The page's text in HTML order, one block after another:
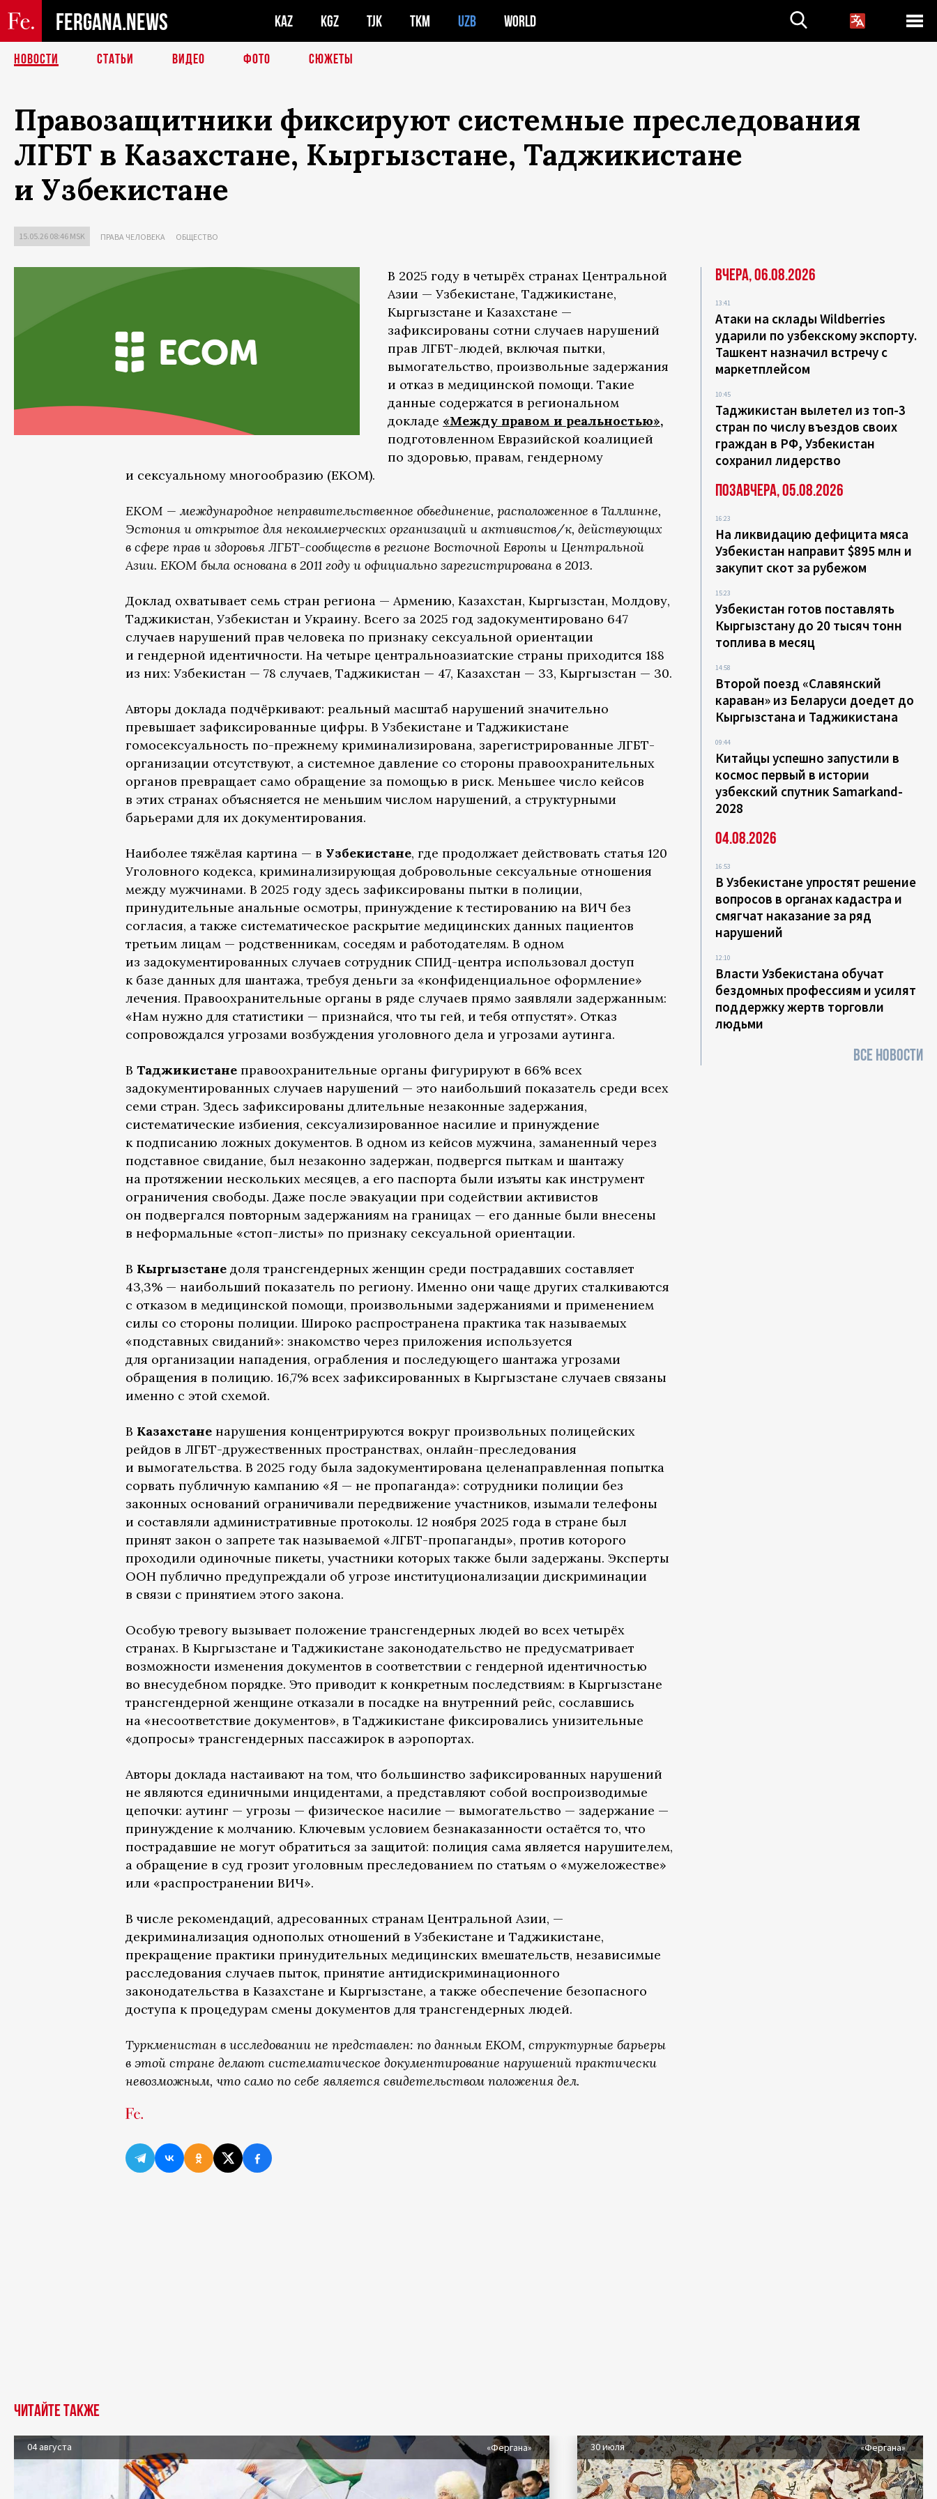
FERGANA.NEWS KAZ KGZ TJK TKM UZB WORLD
НОВОСТИ СТАТЬИ ВИДЕО ФОТО СЮЖЕТЫ
Правозащитники фиксируют системные преследования
ЛГБТ в Казахстане, Кыргызстане, Таджикистане
и Узбекистане
15.05.26 08:46 MSK ПРАВА ЧЕЛОВЕКА ОБЩЕСТВО
В 2025 году в четырёх странах Центральной
Азии — Узбекистане, Таджикистане,
Кыргызстане и Казахстане —
зафиксированы сотни случаев нарушений
прав ЛГБТ-людей, включая пытки,
вымогательство, произвольные задержания
и отказ в медицинской помощи. Такие
данные содержатся в региональном
докладе «Между правом и реальностью»,
подготовленном Евразийской коалицией
по здоровью, правам, гендерному
и сексуальному многообразию (ЕКОМ).
EКOM — международное неправительственное объединение, расположенное в Таллинне,
Эстония и открытое для некоммерческих организаций и активистов/к, действующих
в сфере прав и здоровья ЛГБТ-сообществ в регионе Восточной Европы и Центральной
Азии. ЕКОМ была основана в 2011 году и официально зарегистрирована в 2013.
Доклад охватывает семь стран региона — Армению, Казахстан, Кыргызстан, Молдову,
Таджикистан, Узбекистан и Украину. Всего за 2025 год задокументировано 647
случаев нарушений прав человека по признаку сексуальной ориентации
и гендерной идентичности. На четыре центральноазиатские страны приходится 188
из них: Узбекистан — 78 случаев, Таджикистан — 47, Казахстан — 33, Кыргызстан — 30.
Авторы доклада подчёркивают: реальный масштаб нарушений значительно
превышает зафиксированные цифры. В Узбекистане и Таджикистане
гомосексуальность по-прежнему криминализирована, зарегистрированные ЛГБТ-
организации отсутствуют, а системное давление со стороны правоохранительных
органов превращает само обращение за помощью в риск. Меньшее число кейсов
в этих странах объясняется не меньшим числом нарушений, а структурными
барьерами для их документирования.
Наиболее тяжёлая картина — в Узбекистане, где продолжает действовать статья 120
Уголовного кодекса, криминализирующая добровольные сексуальные отношения
между мужчинами. В 2025 году здесь зафиксированы пытки в полиции,
принудительные анальные осмотры, принуждение к тестированию на ВИЧ без
согласия, а также систематическое раскрытие медицинских данных пациентов
третьим лицам — родственникам, соседям и работодателям. В одном
из задокументированных случаев сотрудник СПИД-центра использовал доступ
к базе данных для шантажа, требуя деньги за «конфиденциальное оформление»
лечения. Правоохранительные органы в ряде случаев прямо заявляли задержанным:
«Нам нужно для статистики — признайся, что ты гей, и тебя отпустят». Отказ
сопровождался угрозами возбуждения уголовного дела и угрозами аутинга.
В Таджикистане правоохранительные органы фигурируют в 66% всех
задокументированных случаев нарушений — это наибольший показатель среди всех
семи стран. Здесь зафиксированы длительные незаконные задержания,
систематические избиения, сексуализированное насилие и принуждение
к подписанию ложных документов. В одном из кейсов мужчина, заманенный через
подставное свидание, был незаконно задержан, подвергся пыткам и шантажу
на протяжении нескольких месяцев, а его паспорта были изъяты как инструмент
ограничения свободы. Даже после эвакуации при содействии активистов
он подвергался повторным задержаниям на границах — его данные были внесены
в неформальные «стоп-листы» по признаку сексуальной ориентации.
В Кыргызстане доля трансгендерных женщин среди пострадавших составляет
43,3% — наибольший показатель по региону. Именно они чаще других сталкиваются
с отказом в медицинской помощи, произвольными задержаниями и применением
силы со стороны полиции. Широко распространена практика так называемых
«подставных свиданий»: знакомство через приложения используется
для организации нападения, ограбления и последующего шантажа угрозами
обращения в полицию. 16,7% всех зафиксированных в Кыргызстане случаев связаны
именно с этой схемой.
В Казахстане нарушения концентрируются вокруг произвольных полицейских
рейдов в ЛГБТ-дружественных пространствах, онлайн-преследования
и вымогательства. В 2025 году была задокументирована целенаправленная попытка
сорвать публичную кампанию «Я — не пропаганда»: сотрудники полиции без
законных оснований ограничивали передвижение участников, изымали телефоны
и составляли административные протоколы. 12 ноября 2025 года в стране был
принят закон о запрете так называемой «ЛГБТ-пропаганды», против которого
проходили одиночные пикеты, участники которых также были задержаны. Эксперты
ООН публично предупреждали об угрозе институционализации дискриминации
в связи с принятием этого закона.
Особую тревогу вызывает положение трансгендерных людей во всех четырёх
странах. В Кыргызстане и Таджикистане законодательство не предусматривает
возможности изменения документов в соответствии с гендерной идентичностью
во внесудебном порядке. Это приводит к конкретным последствиям: в Кыргызстане
трансгендерной женщине отказали в посадке на внутренний рейс, сославшись
на «несоответствие документов», в Таджикистане фиксировались унизительные
«допросы» трансгендерных пассажирок в аэропортах.
Авторы доклада настаивают на том, что большинство зафиксированных нарушений
не являются единичными инцидентами, а представляют собой воспроизводимые
цепочки: аутинг — угрозы — физическое насилие — вымогательство — задержание —
принуждение к молчанию. Ключевым условием безнаказанности остаётся то, что
пострадавшие не могут обратиться за защитой: полиция сама является нарушителем,
а обращение в суд грозит уголовным преследованием по статьям о «мужеложестве»
или «распространении ВИЧ».
В числе рекомендаций, адресованных странам Центральной Азии, —
декриминализация однополых отношений в Узбекистане и Таджикистане,
прекращение практики принудительных медицинских вмешательств, независимые
расследования случаев пыток, принятие антидискриминационного
законодательства в Казахстане и Кыргызстане, а также обеспечение безопасного
доступа к процедурам смены документов для трансгендерных людей.
Туркменистан в исследовании не представлен: по данным ЕКОМ, структурные барьеры
в этой стране делают систематическое документирование нарушений практически
невозможным, что само по себе является свидетельством положения дел.
Вчера, 06.08.2026
13:41
Атаки на склады Wildberries
ударили по узбекскому экспорту.
Ташкент назначил встречу с
маркетплейсом
10:45
Таджикистан вылетел из топ-3
стран по числу въездов своих
граждан в РФ, Узбекистан
сохранил лидерство
Позавчера, 05.08.2026
16:23
На ликвидацию дефицита мяса
Узбекистан направит $895 млн и
закупит скот за рубежом
15:23
Узбекистан готов поставлять
Кыргызстану до 20 тысяч тонн
топлива в месяц
14:58
Второй поезд «Славянский
караван» из Беларуси доедет до
Кыргызстана и Таджикистана
09:44
Китайцы успешно запустили в
космос первый в истории
узбекский спутник Samarkand-
2028
04.08.2026
16:53
В Узбекистане упростят решение
вопросов в органах кадастра и
смягчат наказание за ряд
нарушений
12:10
Власти Узбекистана обучат
бездомных профессиям и усилят
поддержку жертв торговли
людьми
ВСЕ НОВОСТИ
Читайте также
04 августа «Фергана» 30 июля «Фергана»